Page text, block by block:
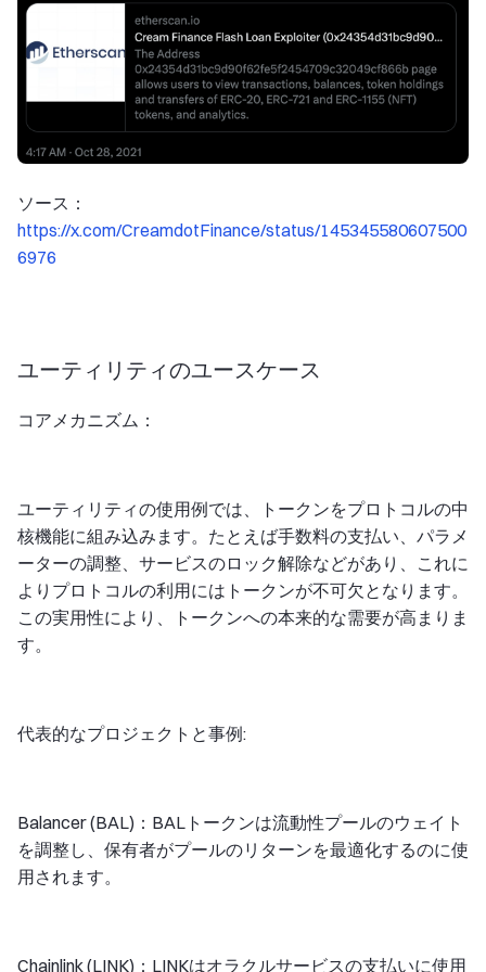
ソース：
https://x.com/CreamdotFinance/status/145345580607500
6976
ユーティリティのユースケース
コアメカニズム：
ユーティリティの使用例では、トークンをプロトコルの中
核機能に組み込みます。たとえば手数料の支払い、パラメ
ーターの調整、サービスのロック解除などがあり、これに
よりプロトコルの利用にはトークンが不可欠となります。
この実用性により、トークンへの本来的な需要が高まりま
す。
代表的なプロジェクトと事例:
Balancer (BAL)：BALトークンは流動性プールのウェイト
を調整し、保有者がプールのリターンを最適化するのに使
用されます。
Chainlink (LINK)：LINKはオラクルサービスの支払いに使用